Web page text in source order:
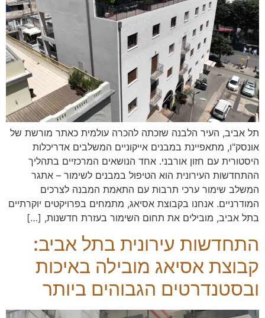
תל אביב, העיר הלבנה שזכתה להכרה עולמית כאתר מורשת של
אונסק"ו, מתאפיינת במבנים אייקוניים המשלבים אדריכלות
היסטורית עם חזון אורבני. אחד הנושאים המרכזיים בתהליך
ההתחדשות העירונית הוא הטיפול במבנים לשימור – אתגר
המשלב שימור ערכי תרבות עם התאמת המבנה לצרכים
המודרניים. אנחנו בקבוצת אסיאג, מתמחים בפרויקטים יוקרתיים
בתל אביב, מובילים את תחום השימור בעזרת חדשנות, […]
התחדשות עירונית בתל אביב:
קבוצת אסיאג מובילה באיכות
ובסטנדרטים הגבוהים ביותר